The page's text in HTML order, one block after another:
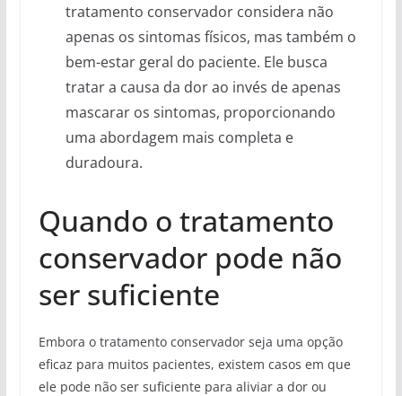
tratamento conservador considera não
apenas os sintomas físicos, mas também o
bem-estar geral do paciente. Ele busca
tratar a causa da dor ao invés de apenas
mascarar os sintomas, proporcionando
uma abordagem mais completa e
duradoura.
Quando o tratamento
conservador pode não
ser suficiente
Embora o tratamento conservador seja uma opção
eficaz para muitos pacientes, existem casos em que
ele pode não ser suficiente para aliviar a dor ou